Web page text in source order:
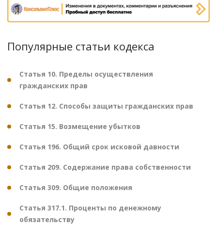
Популярные статьи кодекса
Статья 10. Пределы осуществления
гражданских прав
Статья 12. Способы защиты гражданских прав
Статья 15. Возмещение убытков
Статья 196. Общий срок исковой давности
Статья 209. Содержание права собственности
Статья 309. Общие положения
Статья 317.1. Проценты по денежному
обязательству